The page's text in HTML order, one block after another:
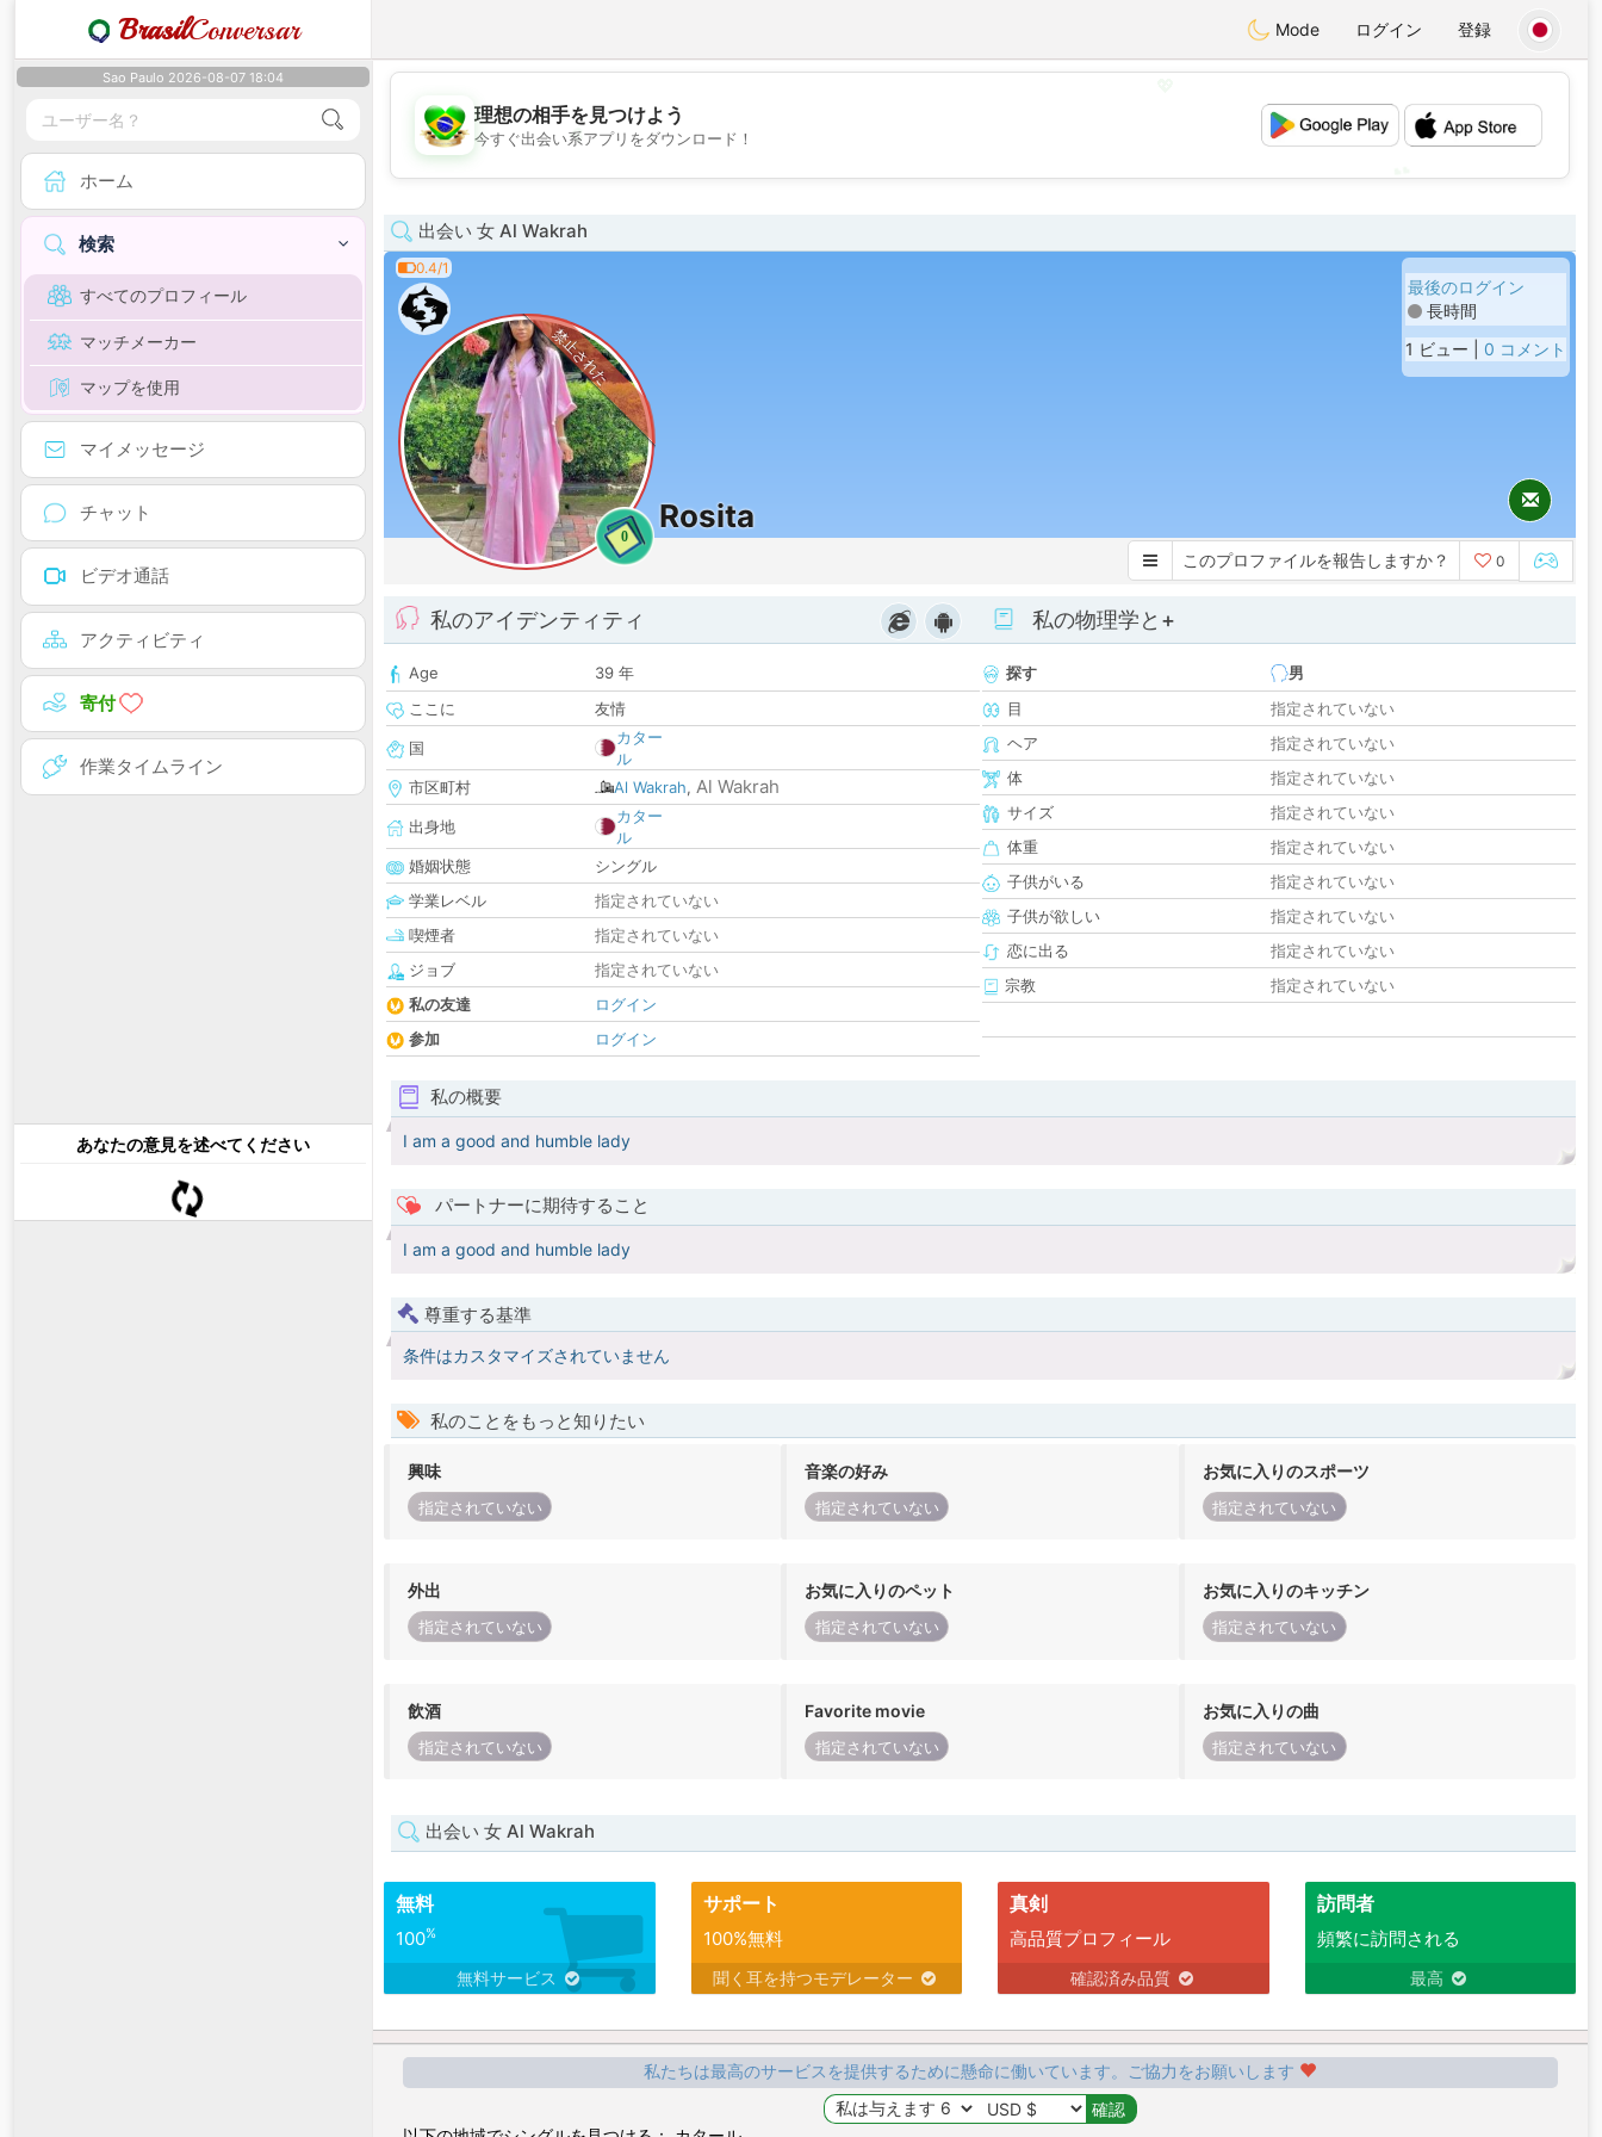
BrasilConversar Mode ログイン 登録
Sao Paulo 2026-08-07 18:04
ホーム
検索
すべてのプロフィール
マッチメーカー
マップを使用
マイメッセージ
チャット
ビデオ通話
アクティビティ
寄付
作業タイムライン
あなたの意見を述べてください
💖
💕
理想の相手を見つけよう
今すぐ出会い系アプリをダウンロード！
出会い 女 Al Wakrah
0.4/1
0
禁止された
Rosita
最後のログイン
長時間
1 ビュー | 0 コメント
このプロファイルを報告しますか？ 0
私のアイデンティティ
Age
39 年
ここに
友情
国
カター
ル
市区町村
Al Wakrah, Al Wakrah
出身地
カター
ル
婚姻状態
シングル
学業レベル
指定されていない
喫煙者
指定されていない
ジョブ
指定されていない
私の友達
ログイン
参加
ログイン
私の物理学と+
探す
男
目
指定されていない
ヘア
指定されていない
体
指定されていない
サイズ
指定されていない
体重
指定されていない
子供がいる
指定されていない
子供が欲しい
指定されていない
恋に出る
指定されていない
宗教
指定されていない
私の概要
I am a good and humble lady
パートナーに期待すること
I am a good and humble lady
尊重する基準
条件はカスタマイズされていません
私のことをもっと知りたい
興味
指定されていない
音楽の好み
指定されていない
お気に入りのスポーツ
指定されていない
外出
指定されていない
お気に入りのペット
指定されていない
お気に入りのキッチン
指定されていない
飲酒
指定されていない
Favorite movie
指定されていない
お気に入りの曲
指定されていない
出会い 女 Al Wakrah
無料
100%
無料サービス
サポート
100%無料
聞く耳を持つモデレーター
真剣
高品質プロフィール
確認済み品質
訪問者
頻繁に訪問される
最高
私たちは最高のサービスを提供するために懸命に働いています。ご協力をお願いします